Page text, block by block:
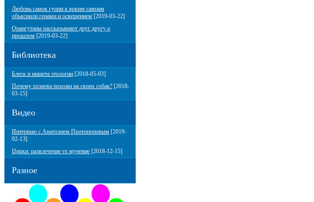
Любовь самок гуппи к ярким самцам
объяснили генами и освещением [2019-03-22]
Орангутаны рассказывают друг другу о
прошлом [2019-03-22]
Библиотека
Блеск и нищета этологии [2018-05-03]
Почему хозяева похожи на своих собак? [2018-
03-15]
Видео
Интервью с Анатолием Протопоповым [2019-
02-13]
Цирки: развлечение vs мучение [2018-12-15]
Разное